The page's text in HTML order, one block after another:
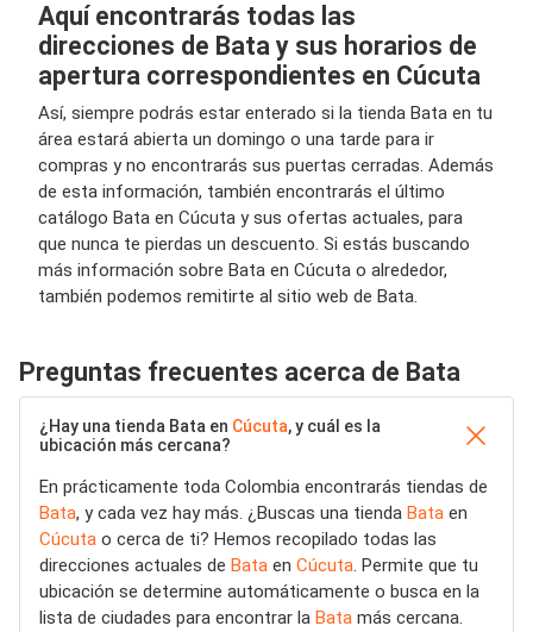
Aquí encontrarás todas las
direcciones de Bata y sus horarios de
apertura correspondientes en Cúcuta
Así, siempre podrás estar enterado si la tienda Bata en tu
área estará abierta un domingo o una tarde para ir
compras y no encontrarás sus puertas cerradas. Además
de esta información, también encontrarás el último
catálogo Bata en Cúcuta y sus ofertas actuales, para
que nunca te pierdas un descuento. Si estás buscando
más información sobre Bata en Cúcuta o alrededor,
también podemos remitirte al sitio web de Bata.
Preguntas frecuentes acerca de Bata
¿Hay una tienda Bata en Cúcuta, y cuál es la
ubicación más cercana?
En prácticamente toda Colombia encontrarás tiendas de
Bata, y cada vez hay más. ¿Buscas una tienda Bata en
Cúcuta o cerca de ti? Hemos recopilado todas las
direcciones actuales de Bata en Cúcuta. Permite que tu
ubicación se determine automáticamente o busca en la
lista de ciudades para encontrar la Bata más cercana.